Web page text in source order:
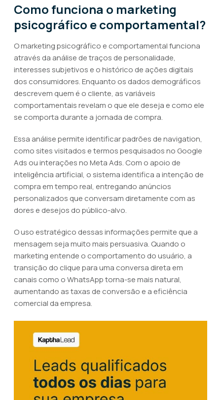
Como funciona o marketing
psicográfico e comportamental?
O marketing psicográfico e comportamental funciona
através da análise de traços de personalidade,
interesses subjetivos e o histórico de ações digitais
dos consumidores. Enquanto os dados demográficos
descrevem quem é o cliente, as variáveis
comportamentais revelam o que ele deseja e como ele
se comporta durante a jornada de compra.
Essa análise permite identificar padrões de navigation,
como sites visitados e termos pesquisados no Google
Ads ou interações no Meta Ads. Com o apoio de
inteligência artificial, o sistema identifica a intenção de
compra em tempo real, entregando anúncios
personalizados que conversam diretamente com as
dores e desejos do público-alvo.
O uso estratégico dessas informações permite que a
mensagem seja muito mais persuasiva. Quando o
marketing entende o comportamento do usuário, a
transição do clique para uma conversa direta em
canais como o WhatsApp torna-se mais natural,
aumentando as taxas de conversão e a eficiência
comercial da empresa.